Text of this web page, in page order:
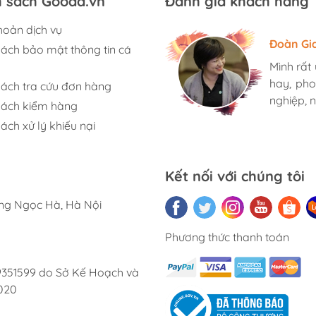
dịch vụ
bảo mật thông tin cá
tra cứu đơn hàng
kiểm hàng
xử lý khiếu nại
Hương
Mình rất
hay,
nghiệp,
Đoàn
Mình rất
hay,
nghiệp,
Ngọc
Mình rất
hay,
nghiệp,
Ngọc Hà, Hà Nội
do Sở Kế Hoạch và
Kết nối với chúng tôi
Phương thức thanh toán